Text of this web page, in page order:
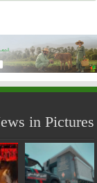
in Pictures